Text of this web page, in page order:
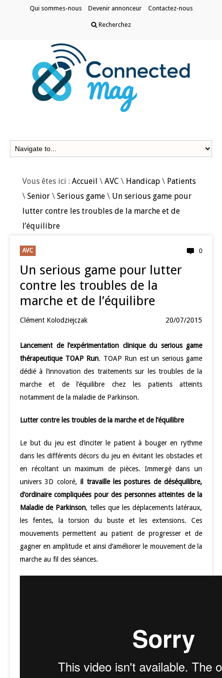
Qui sommes-nous Devenir annonceur Contactez-nous
Recherchez
Vous êtes ici : Accueil \ AVC \ Handicap \ Patients
\ Senior \ Serious game \ Un serious game pour
lutter contre les troubles de la marche et de
l’équilibre
AVC 0
Un serious game pour lutter
contre les troubles de la
marche et de l’équilibre
Clément Kolodziejczak 20/07/2015
Lancement de l’expérimentation clinique du serious game
thérapeutique TOAP Run. TOAP Run est un serious game
dédié à l’innovation des traitements sur les troubles de la
marche et de l’équilibre chez les patients atteints
notamment de la maladie de Parkinson.
Lutter contre les troubles de la marche et de l’équilibre
Le but du jeu est d’inciter le patient à bouger en rythme
dans les différents décors du jeu en évitant les obstacles et
en récoltant un maximum de pièces. Immergé dans un
univers 3D coloré,il travaille les postures de déséquilibre,
d’ordinaire compliquées pour des personnes atteintes de la
Maladie de Parkinson, telles que les déplacements latéraux,
les fentes, la torsion du buste et les extensions. Ces
mouvements permettent au patient de progresser et de
gagner en amplitude et ainsi d’améliorer le mouvement de la
marche au fil des séances.